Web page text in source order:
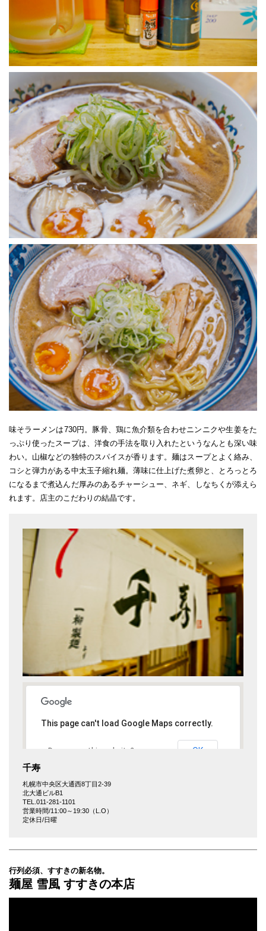
味そラーメンは730円。豚骨、鶏に魚介類を合わせニンニクや生姜をた
っぷり使ったスープは、洋食の手法を取り入れたというなんとも深い味
わい。山椒などの独特のスパイスが香ります。麺はスープとよく絡み、
コシと弾力がある中太玉子縮れ麺。薄味に仕上げた煮卵と、とろっとろ
になるまで煮込んだ厚みのあるチャーシュー、ネギ、しなちくが添えら
れます。店主のこだわりの結晶です。
This page can't load Google Maps correctly.
Do you own this website? OK
千寿
札幌市中央区大通西8丁目2-39
北大通ビルB1
TEL.011-281-1101
営業時間/11:00～19:30（L.O）
定休日/日曜
行列必須、すすきの新名物。
麺屋 雪風 すすきの本店